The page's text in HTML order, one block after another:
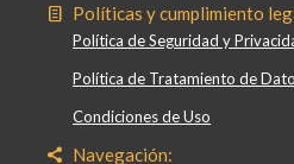
Políticas y cumplimiento
Política de Seguridad y
Política de Tratamiento de
Condiciones de Uso
Navegación: